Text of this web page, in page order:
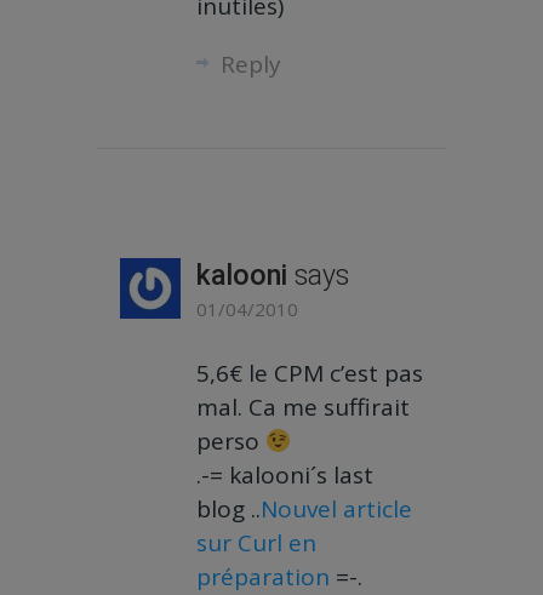
Reply
kalooni says
01/04/2010
5,6€ le CPM c’est pas
mal. Ca me suffirait
perso
.-= kalooni´s last
blog ..Nouvel article
sur Curl en
préparation =-.